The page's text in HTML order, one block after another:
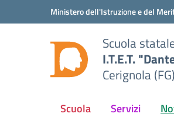
Vai ai contenuti
Vai al menu di navigazioneMinistero dell'Istruzione e del
Scuola
I.T.E.T.
Cerignola (FG)
Scuola Servizi